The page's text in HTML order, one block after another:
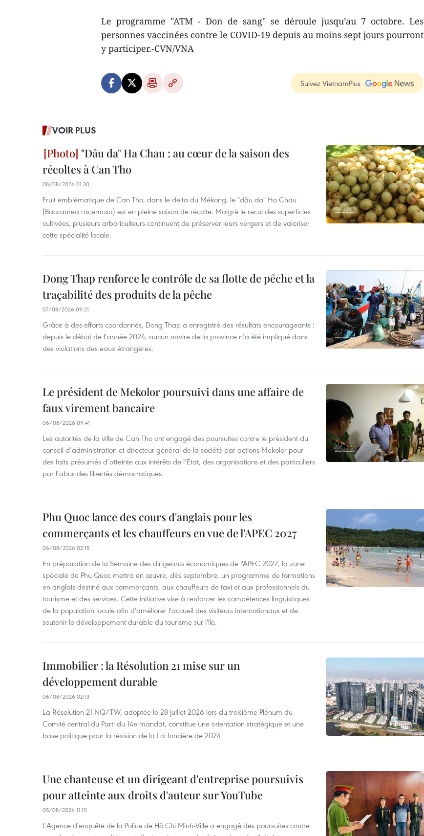
Le programme "ATM - Don de sang" se déroule jusqu’au 7 octobre. Les
personnes vaccinées contre le COVID-19 depuis au moins sept jours pourront
y participer.-CVN/VNA
Suivez VietnamPlus
VOIR PLUS
"Dâu da" Ha Chau : au cœur de la saison des
récoltes à Can Tho
08/08/2026 01:30
Fruit emblématique de Can Tho, dans le delta du Mékong, le "dâu da" Ha Chau
(Baccaurea racemosa) est en pleine saison de récolte. Malgré le recul des superficies
cultivées, plusieurs arboriculteurs continuent de préserver leurs vergers et de valoriser
cette spécialité locale.
Dong Thap renforce le contrôle de sa flotte de pêche et la
traçabilité des produits de la pêche
07/08/2026 09:21
Grâce à des efforts coordonnés, Dong Thap a enregistré des résultats encourageants :
depuis le début de l’année 2024, aucun navire de la province n’a été impliqué dans
des violations des eaux étrangères.
Le président de Mekolor poursuivi dans une affaire de
faux virement bancaire
06/08/2026 09:41
Les autorités de la ville de Can Tho ont engagé des poursuites contre le président du
conseil d’administration et directeur général de la société par actions Mekolor pour
des faits présumés d’atteinte aux intérêts de l’État, des organisations et des particuliers
par l’abus des libertés démocratiques.
Phu Quoc lance des cours d'anglais pour les
commerçants et les chauffeurs en vue de l'APEC 2027
06/08/2026 02:15
En préparation de la Semaine des dirigeants économiques de l'APEC 2027, la zone
spéciale de Phu Quoc mettra en œuvre, dès septembre, un programme de formations
en anglais destiné aux commerçants, aux chauffeurs de taxi et aux professionnels du
tourisme et des services. Cette initiative vise à renforcer les compétences linguistiques
de la population locale afin d'améliorer l'accueil des visiteurs internationaux et de
soutenir le développement durable du tourisme sur l'île.
Immobilier : la Résolution 21 mise sur un
développement durable
06/08/2026 02:13
La Résolution 21-NQ/TW, adoptée le 28 juillet 2026 lors du troisième Plénum du
Comité central du Parti du 14e mandat, constitue une orientation stratégique et une
base politique pour la révision de la Loi foncière de 2024
Une chanteuse et un dirigeant d'entreprise poursuivis
pour atteinte aux droits d'auteur sur YouTube
05/08/2026 11:10
L'Agence d'enquête de la Police de Hô Chi Minh-Ville a engagé des poursuites contre